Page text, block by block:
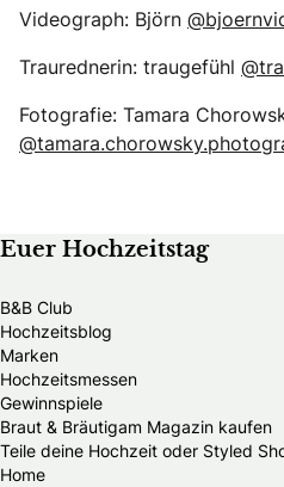
Videograph: Björn
Traurednerin: traugefühl
Fotografie: Tamara
Euer Hochzeitstag
B&B Club
Hochzeitsblog
Marken
Hochzeitsmessen
Gewinnspiele
Braut & Bräutigam Magazin kaufen
Teile deine Hochzeit oder Styled
Home